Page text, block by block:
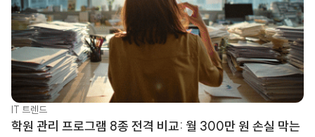
IT 트렌드
학원 관리 프로그램 8종 전격 비교: 월 300만 원 손실 막는